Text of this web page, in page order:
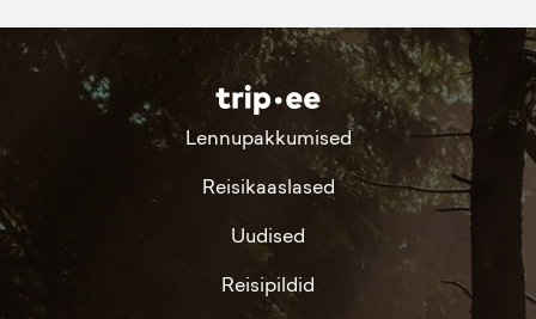
Lennupakkumised
Reisikaaslased
Uudised
Reisipildid